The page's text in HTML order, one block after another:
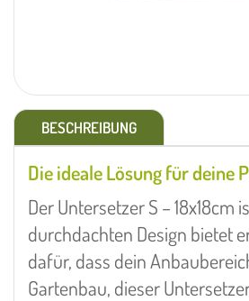
BESCHREIBUNG
Die ideale Lösung für deine
Der Untersetzer S –
durchdachten Design bietet
dafür, dass dein
Gartenbau, dieser